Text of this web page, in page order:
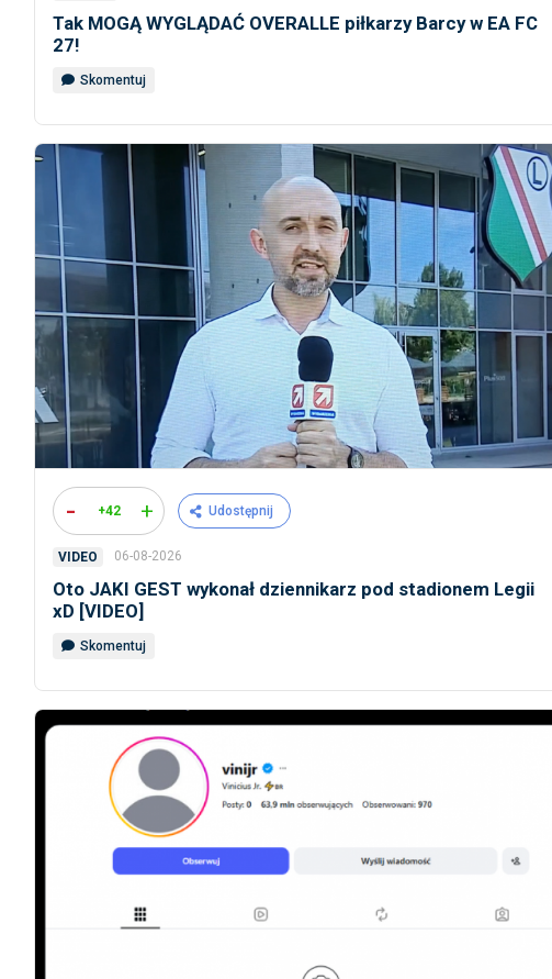
Tak MOGĄ WYGLĄDAĆ OVERALLE piłkarzy Barcy w EA FC
27!
Skomentuj
- +42 + Udostępnij
VIDEO 06-08-2026
Oto JAKI GEST wykonał dziennikarz pod stadionem Legii
xD [VIDEO]
Skomentuj